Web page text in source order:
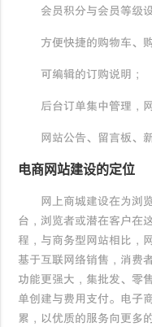
会员积分与会员等级设
方便快捷的购物车、购
可编辑的订购说明；
后台订单集中管理，网
网站公告、留言板、新
电商网站建设的定位
网上商城建设在为浏览
台，浏览者或潜在客户在
程，与商务型网站相比，
基于互联网络销售，消费
功能更强大，集批发、零
单创建与费用支付。电子
累，以优质的服务向更多